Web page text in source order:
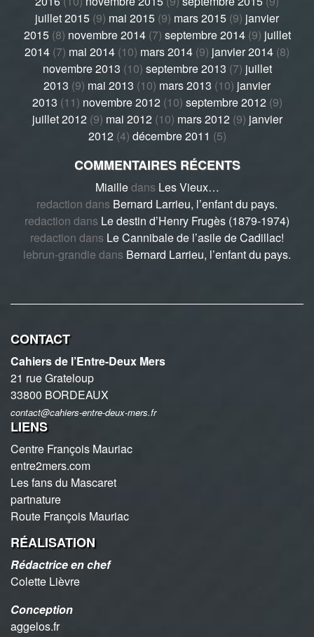
juillet 2015 (9) mai 2015 (9) mars 2015 (9) janvier
2015(8) novembre 2014(7) septembre 2014(9) juillet
2014 (7) mai 2014 (10) mars 2014 (9) janvier 2014 (8)
novembre 2013 (10) septembre 2013 (7) juillet
2013 (9) mai 2013 (10) mars 2013 (10) janvier
2013 (11) novembre 2012(10) septembre 2012(9)
juillet 2012(9) mai 2012(10) mars 2012(9) janvier
2012(4) décembre 2011 (5)
COMMENTAIRES RÉCENTS
Miailledans Les Vieux…
redaction dans Bernard Larrieu, l’enfant du pays.
redaction dans Le destin d’Henry Frugès (1879-1974)
redaction dans Le Cannibale de l’asile de Cadillac!
lebrun-grandie dans Bernard Larrieu, l’enfant du pays.
CONTACT
Cahiers de l’Entre-Deux Mers
21 rue Grateloup
33800 BORDEAUX
contact@cahiers-entre-deux-mers.fr
LIENS
Centre François Mauriac
entre2mers.com
Les fans du Mascaret
partnature
Route François Mauriac
RÉALISATION
Rédactrice en chef
Colette Lièvre
Conception
aggelos.fr